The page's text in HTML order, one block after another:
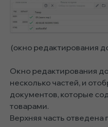
(окно редактирования
Окно редактирования
несколько частей, и
документов, которые
товарами.
Верхняя часть